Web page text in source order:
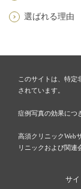
選ばれる理由
このサイトは、特定
されています。
症例写真の効果につ
高須クリニックWeb
リニックおよび関連
サ